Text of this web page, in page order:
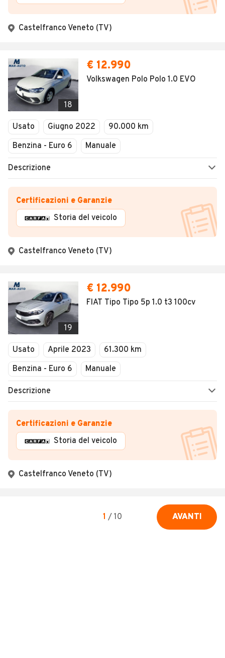
Castelfranco Veneto (TV)
18
€ 12.990
Volkswagen Polo Polo 1.0 EVO
Usato Giugno 2022
90.000 km
Benzina - Euro 6
Manuale
Descrizione
Certificazioni e Garanzie
Storia del veicolo
Castelfranco Veneto (TV)
19
€ 12.990
FIAT Tipo Tipo 5p 1.0 t3 100cv
Usato Aprile 2023
61.300 km
Benzina - Euro 6
Manuale
Descrizione
Certificazioni e Garanzie
Storia del veicolo
Castelfranco Veneto (TV)
1 / 10 AVANTI